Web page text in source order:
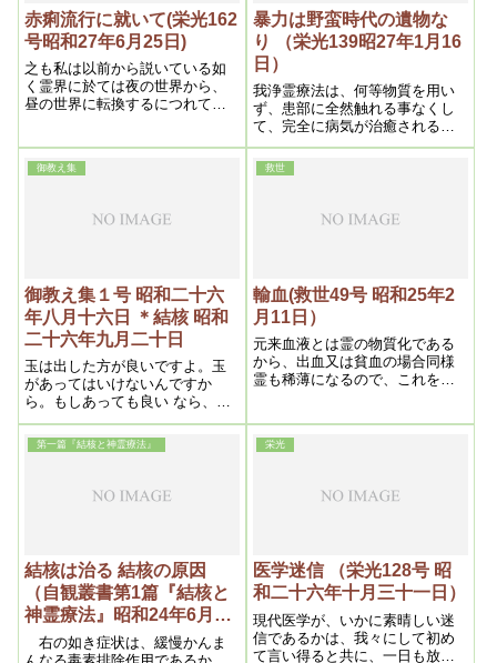
薬や注射をやるとコロッと死ん
でしまうという事になります。
これは固める方が溶かす方より
強くなるからです。この問題も
大変なものです。これは日本が
一番先です。というのは東方の
光は日本から出るから、火素は
日本が先に強くなるから、そう
いう浄化力は日本が一番強いの
です。そうなると浄霊はもっと
赤痢流行に就いて(栄光162
号昭和27年6月25日)
之も私は以前から説いている如
く霊界に於ては夜の世界から、
昼の世界に転換するにつれて
い赤痢流行となったのであっ
では済まされないから、覚悟し
なくてはならない。
暴力は野蛮時代の遺物な
り （栄光139昭27年1月16
日）
我浄霊療法は、何等物質を用い
ず、患部に全然触れる事なくし
て、完全に病気が治癒されるの
であって、苦痛もなく不具者に
もならず、元通りの健康体にな
り、再発の憂いもないとした
あるまい。之こそ全く文化的医
御教え集
御教え集１号 昭和二十六
年八月十六日 ＊結核 昭和
二十六年九月二十日
玉は出した方が良いですよ。玉
があってはいけないんですか
ら。もしあっても良い なら、神
様——造物主が玉を入れて下さ
る。肺に玉を入れると云う事は
大変な間違いです
救世
輸血(救世49号 昭和25年2
月11日）
元来血液とは霊の物質化である
から、出血又は貧血の場合同様
霊も稀薄になるので、これを濃
第一篇『結核と神霊療法』
結核は治る 結核の原因
（自観叢書第1篇『結核と
神霊療法』昭和24年6月25
日発行）
右の如き症状は、緩慢かんま
栄光
医学迷信 （栄光128号 昭
和二十六年十月三十一日）
現代医学が、いかに素晴しい迷
信であるかは、我々にして初め
て言い得ると共に、一日も放っ